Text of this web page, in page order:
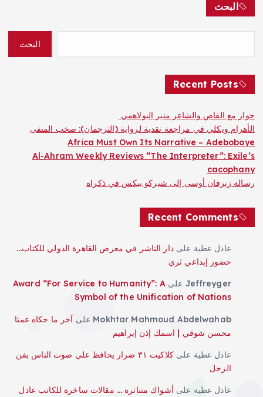
البحث
البحث
Recent Posts
حوار مع القاص والشاعر منير البولاهمي
الأهرام ويكلي في مراجعة نقدية لرواية (الترجمان): صخب المنفى
Africa Must Own Its Narrative – Adeboboye
Al-Ahram Weekly Reviews “The Interpreter”: Exile’s
cacophany
رسالة زيرفان أوسى إلى شيركو بيكس في ذكراه
Recent Comments
عادل عطية علىدار الناشر في معرض القاهرة الدولي للكتاب…
حضور إبداعي ثري
Jeffreyger علىAward “For Service to Humanity”: A
Symbol of the Unification of Nations
Mokhtar Mahmoud Abdelwahab على آخر ما حكاه عمنا
محسن شوقي | اسمك إذن إبراهيم
عادل عطية على
كلاكيت ٣١ ضرار يحافظ علي صوت الناس بفن
الزجل
عادل عطية على أشواك متناثرة … مقالات ساخرة للكاتب عادل